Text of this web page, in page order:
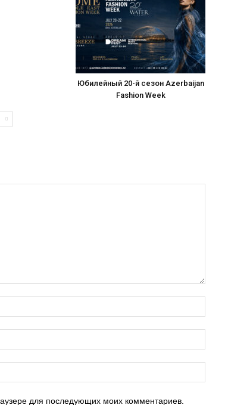
Юбилейный 20-й сезон Azerbaijan
Fashion Week
для последующих моих комментариев.